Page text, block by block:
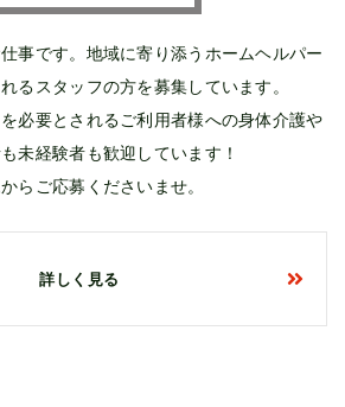
事です。地域に寄り添うホームヘルパー
るスタッフの方を募集しています。
必要とされるご利用者様への身体介護や
未経験者も歓迎しています！
らご応募くださいませ。
詳しく見る